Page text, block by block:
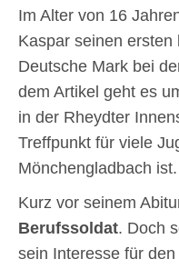
Im Alter von 16
Kaspar seinen
Deutsche Mark bei
dem Artikel geht es
in der Rheydter
Treffpunkt für viele
Mönchengladbach ist.
Kurz vor seinem
Berufssoldat. Doch
sein Interesse für den